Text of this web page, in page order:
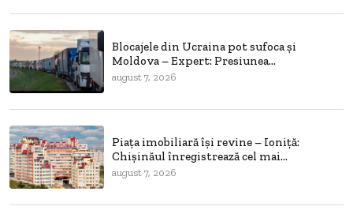
Blocajele din Ucraina pot sufoca și
Moldova – Expert: Presiunea...
august 7, 2026
Piața imobiliară își revine – Ioniță:
Chișinăul înregistrează cel mai...
august 7, 2026